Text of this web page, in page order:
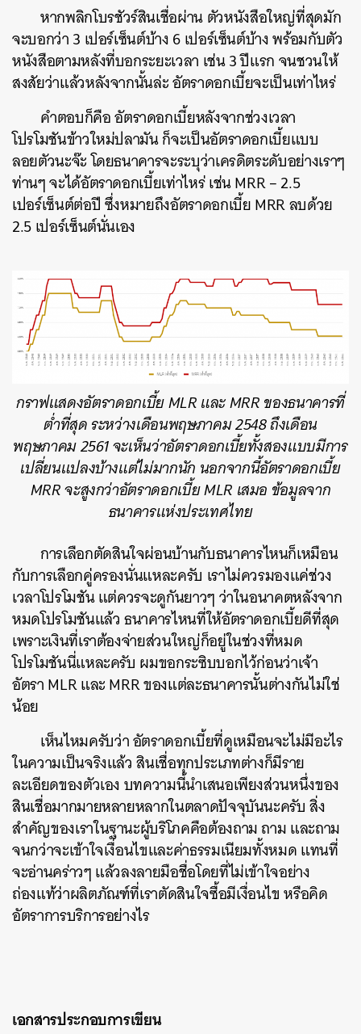
หากพลิกโบรชัวร์สินเชื่อผ่าน ตัวหนังสือใหญ่ที่สุดมัก
จะบอกว่า 3 เปอร์เซ็นต์บ้าง 6 เปอร์เซ็นต์บ้าง พร้อมกับตัว
หนังสือตามหลังที่บอกระยะเวลา เช่น 3 ปีแรก จนชวนให้
สงสัยว่าแล้วหลังจากนั้นล่ะ อัตราดอกเบี้ยจะเป็นเท่าไหร่
คำตอบก็คือ อัตราดอกเบี้ยหลังจากช่วงเวลา
โปรโมชันข้าวใหม่ปลามัน ก็จะเป็นอัตราดอกเบี้ยแบบ
ลอยตัวนะจ๊ะ โดยธนาคารจะระบุว่าเครดิตระดับอย่างเราๆ
ท่านๆ จะได้อัตราดอกเบี้ยเท่าไหร่ เช่น MRR – 2.5
เปอร์เซ็นต์ต่อปี ซึ่งหมายถึงอัตราดอกเบี้ย MRR ลบด้วย
2.5 เปอร์เซ็นต์นั่นเอง
กราฟแสดงอัตราดอกเบี้ย MLR และ MRR ของธนาคารที่
ต่ำที่สุด ระหว่างเดือนพฤษภาคม 2548 ถึงเดือน
พฤษภาคม 2561 จะเห็นว่าอัตราดอกเบี้ยทั้งสองแบบมีการ
เปลี่ยนแปลงบ้างแต่ไม่มากนัก นอกจากนี้อัตราดอกเบี้ย
MRR จะสูงกว่าอัตราดอกเบี้ย MLR เสมอ ข้อมูลจาก
ธนาคารแห่งประเทศไทย
การเลือกตัดสินใจผ่อนบ้านกับธนาคารไหนก็เหมือน
กับการเลือกคู่ครองนั่นแหละครับ เราไม่ควรมองแค่ช่วง
เวลาโปรโมชัน แต่ควรจะดูกันยาวๆ ว่าในอนาคตหลังจาก
หมดโปรโมชันแล้ว ธนาคารไหนที่ให้อัตราดอกเบี้ยดีที่สุด
เพราะเงินที่เราต้องจ่ายส่วนใหญ่ก็อยู่ในช่วงที่หมด
โปรโมชันนี่แหละครับ ผมขอกระซิบบอกไว้ก่อนว่าเจ้า
อัตรา MLR และ MRR ของแต่ละธนาคารนั้นต่างกันไม่ใช่
น้อย
เห็นไหมครับว่า อัตราดอกเบี้ยที่ดูเหมือนจะไม่มีอะไร
ในความเป็นจริงแล้ว สินเชื่อทุกประเภทต่างก็มีราย
ละเอียดของตัวเอง บทความนี้นำเสนอเพียงส่วนหนึ่งของ
สินเชื่อมากมายหลายหลากในตลาดปัจจุบันนะครับ สิ่ง
สำคัญของเราในฐานะผู้บริโภคคือต้องถาม ถาม และถาม
จนกว่าจะเข้าใจเงื่อนไขและค่าธรรมเนียมทั้งหมด แทนที่
จะอ่านคร่าวๆ แล้วลงลายมือชื่อโดยที่ไม่เข้าใจอย่าง
ถ่องแท้ว่าผลิตภัณฑ์ที่เราตัดสินใจซื้อมีเงื่อนไข หรือคิด
อัตราการบริการอย่างไร
เอกสารประกอบการเขียน